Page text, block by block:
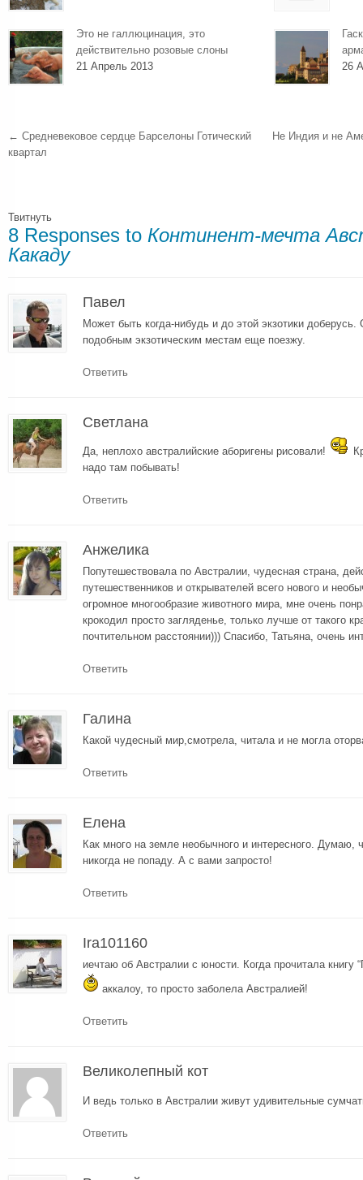
Это не галлюцинация, это
действительно розовые слоны
21 Апрель 2013
26
← Средневековое сердце Барселоны Готический
квартал
Не Индия и не
Твитнуть
8 Responses to Континент-мечта
Какаду
Павел
Может быть когда-нибудь и до этой экзотики
подобным экзотическим местам еще поезжу.
Ответить
Светлана
Да, неплохо австралийские аборигены рисовали!
надо там побывать!
Ответить
Анжелика
Попутешествовала по Австралии, чудесная страна,
путешественников и открывателей всего нового и
огромное многообразие животного мира, мне очень
крокодил просто загляденье, только лучше от такого
почтительном расстоянии))) Спасибо, Татьяна, очень
Ответить
Галина
Какой чудесный мир,смотрела, читала и не могла
Ответить
Елена
Как много на земле необычного и интересного. Думаю,
никогда не попаду. А с вами запросто!
Ответить
Ira101160
иечтаю об Австралии с юности. Когда прочитала
аккалоу, то просто заболела Австралией!
Ответить
Великолепный кот
И ведь только в Австралии живут удивительные
Ответить